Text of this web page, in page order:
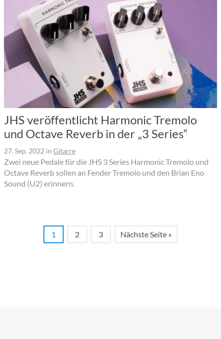
JHS veröffentlicht Harmonic Tremolo
und Octave Reverb in der „3 Series“
27. Sep. 2022 in Gitarre
Zwei neue Pedale für die JHS 3 Series Harmonic Tremolo und
Octave Reverb sollen an Fender Tremolo und den Brian Eno
Sound (U2) erinnern.
1 2 3 Nächste Seite »